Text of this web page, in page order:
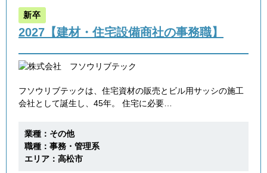
新卒
2027【建材・住宅設備商社の事務職】
フソウリブテックは、住宅資材の販売とビル用サッシの施工
会社として誕生し、45年。 住宅に必要…
業種：その他
職種：事務・管理系
エリア：高松市